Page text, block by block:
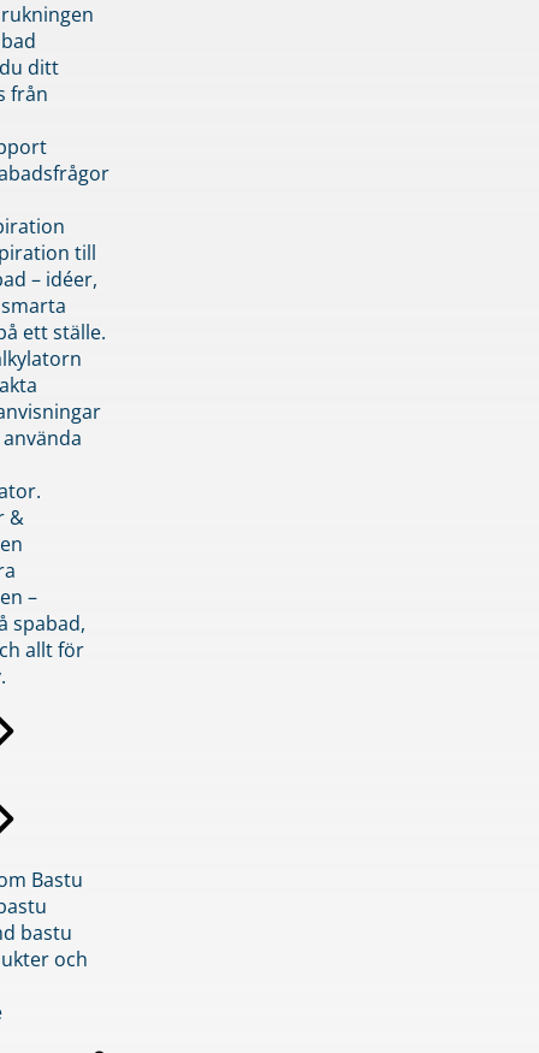
ditt
från
till
– idéer,
ett ställe.
&
–
spabad,
allt för
Bastu
bastu
och